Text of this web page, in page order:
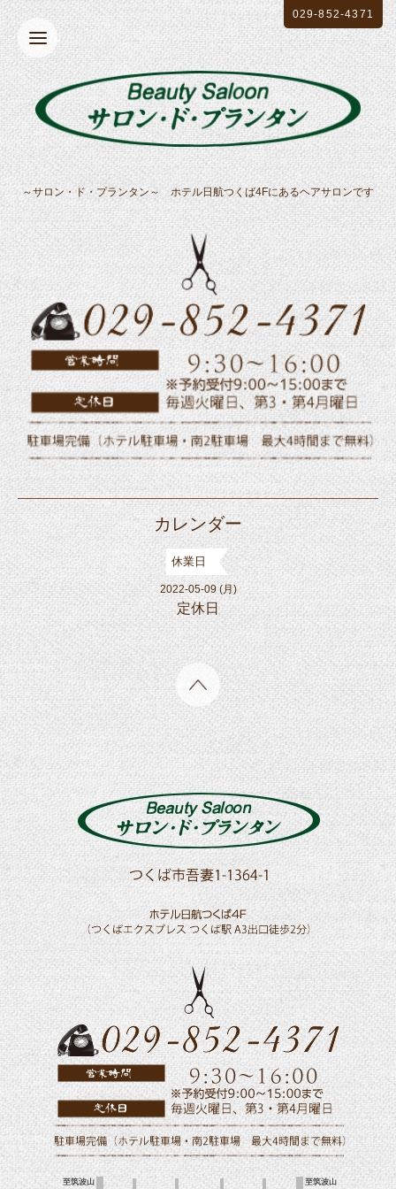
～サロン・ド・プランタン～ ホテル日航つくば4Fにあるヘアサロンです
029-852-4371
カレンダー
休業日
2022-05-09 (月)
定休日